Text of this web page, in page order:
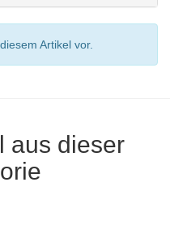
Artikel vor.
aus dieser